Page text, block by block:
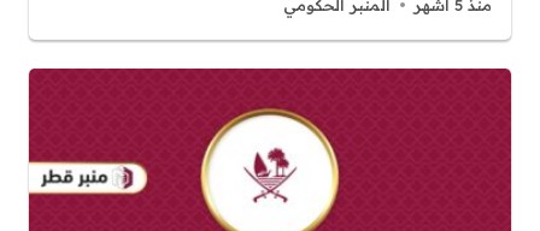
منذ 5 أشهر المنبر الحكومي